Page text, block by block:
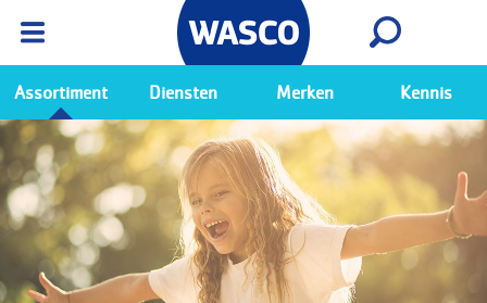
Ga naar de Wasco app
Bekijk
Assortiment Diensten Merken Kennis